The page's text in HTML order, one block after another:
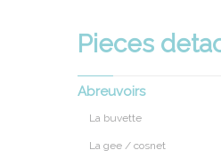
Pieces
Abreuvoirs
La buvette
La gee / cosnet